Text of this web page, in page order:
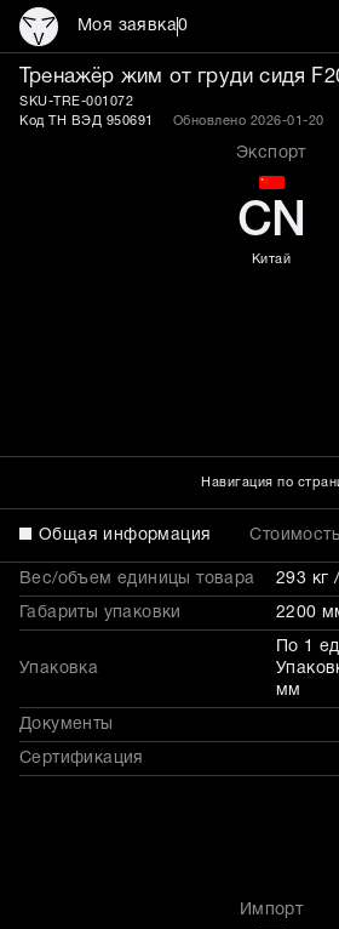
Моя заявка0
Тренажёр жим
Тренажёр жим от груди сидя
SKU-TRE-001072
Код ТН ВЭД 950691
Обновлено 2026-01-20
Экспорт
CN
Китай
Навигация по
Общая информация
Вес/объем единицы товара 293 кг
Габариты упаковки 2200
Упаковка
По 1
мм
Документы
Сертификация
Импорт